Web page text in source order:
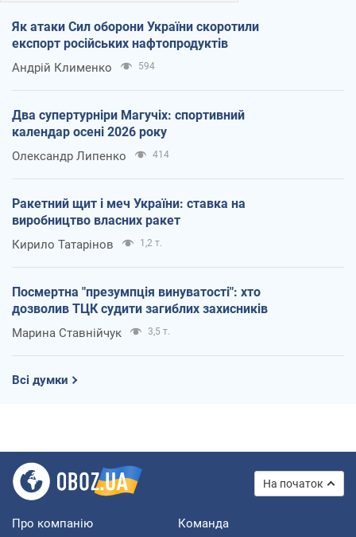
Як атаки Сил оборони України скоротили
експорт російських нафтопродуктів
Андрій Клименко 594
Два супертурніри Магучіх: спортивний
календар осені 2026 року
Олександр Липенко 414
Ракетний щит і меч України: ставка на
виробництво власних ракет
Кирило Татарінов 1,2 т.
Посмертна "презумпція винуватості": хто
дозволив ТЦК судити загиблих захисників
Марина Ставнійчук 3,5 т.
Всі думки
На початок
Про компанію Команда